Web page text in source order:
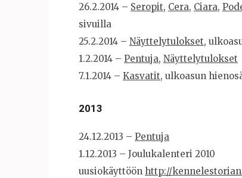
26.2.2014 – Seropit, Cera, Ciara,
sivuilla
25.2.2014 – Näyttelytulokset,
1.2.2014 – Pentuja, Näyttelytulokset
7.1.2014 – Kasvatit, ulkoasun
2013
24.12.2013 – Pentuja
1.12.2013 – Joulukalenteri 2010
uusiokäyttöön http://